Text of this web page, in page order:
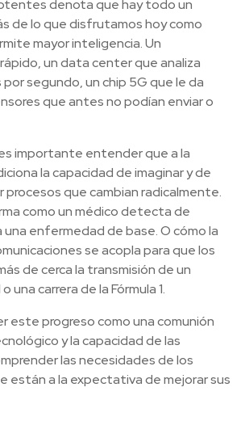
denota que hay todo un
de lo que disfrutamos hoy como
mayor inteligencia. Un
un data center que analiza
segundo, un chip 5G que le da
que antes no podían enviar o
importante entender que a la
la capacidad de imaginar y de
procesos que cambian radicalmente.
como un médico detecta de
enfermedad de base. O cómo la
se acopla para que los
de cerca la transmisión de un
carrera de la Fórmula 1.
este progreso como una comunión
y la capacidad de las
las necesidades de los
están a la expectativa de mejorar sus